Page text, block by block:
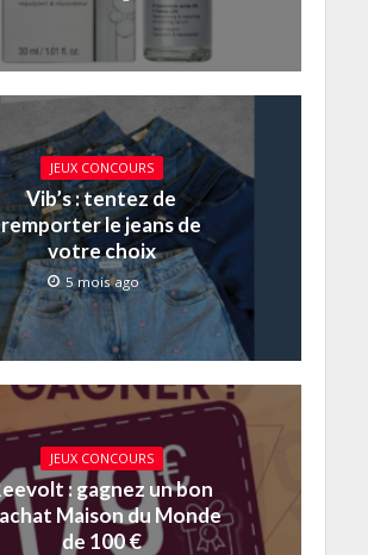
JEUX CONCOURS
Vib’s : tentez de
remporter le jeans de
votre choix
5 mois ago
JEUX CONCOURS
: gagnez un bon
Maison du Monde
de 100 €